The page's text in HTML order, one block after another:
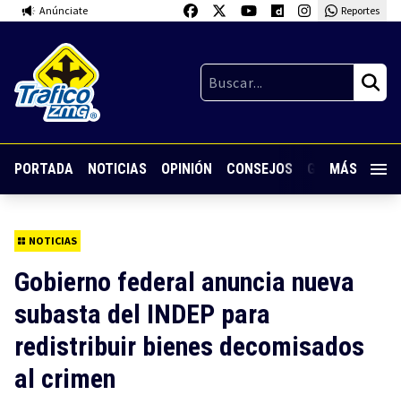
Anúnciate Reportes
PORTADA NOTICIAS OPINIÓN CONSEJOS GUARDIA
MÁS
NOTICIAS
Gobierno federal anuncia nueva
subasta del INDEP para
redistribuir bienes decomisados
al crimen